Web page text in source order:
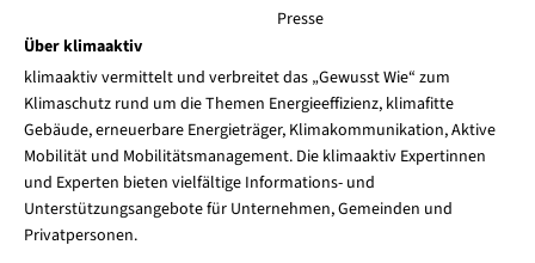
Presse
Über klimaaktiv
klimaaktiv vermittelt und verbreitet das „Gewusst Wie“ zum
Klimaschutz rund um die Themen Energieeffizienz, klimafitte
Gebäude, erneuerbare Energieträger, Klimakommunikation, Aktive
Mobilität und Mobilitätsmanagement. Die klimaaktiv Expertinnen
und Experten bieten vielfältige Informations- und
Unterstützungsangebote für Unternehmen, Gemeinden und
Privatpersonen.